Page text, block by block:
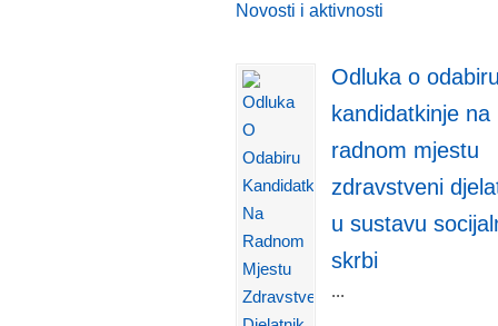
Novosti i aktivnosti
Odluka o
kandidatkinje na
radnom mjestu
zdravstveni
u sustavu
skrbi
...